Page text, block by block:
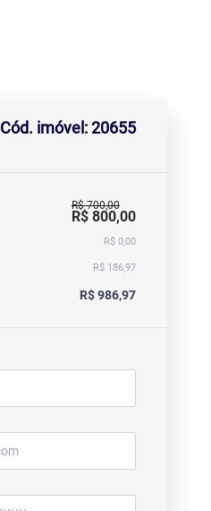
Cód. imóvel: 20655
R$ 700,00
R$ 800,00
R$ 0,00
R$ 186,97
R$ 986,97